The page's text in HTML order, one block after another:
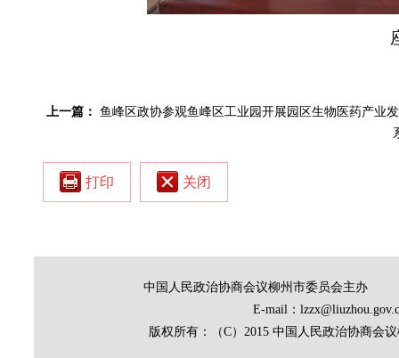
上一篇： 鱼峰区政协参观鱼峰区工业园开展园区生物医药产业
打印 关闭
中国人民政治协商会议柳州市委员会主
E-mail：
版权所有：（C）2015 中国人民政治